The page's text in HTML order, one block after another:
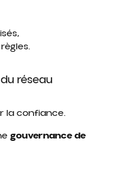
réseau
la confiance.
gouvernance de